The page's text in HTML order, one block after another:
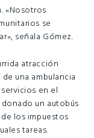
«Nosotros
se
señala Gómez.
atracción
una ambulancia
en el
un autobús
los impuestos
tareas.